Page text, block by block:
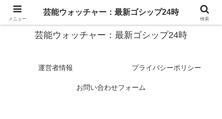
スターたちの裏側を徹底追跡！話題のゴシップがここに集結
芸能ウォッチャー：最新ゴシップ24時
運営者情報 プライバシーポリシー
お問い合わせフォーム
メニュー
芸能ウォッチャー：最新ゴシップ24時
検索